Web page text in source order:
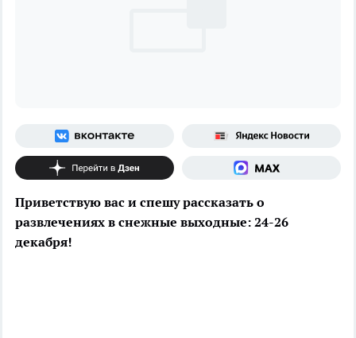
Приветствую вас и спешу рассказать о
развлечениях в снежные выходные: 24-26
декабря!